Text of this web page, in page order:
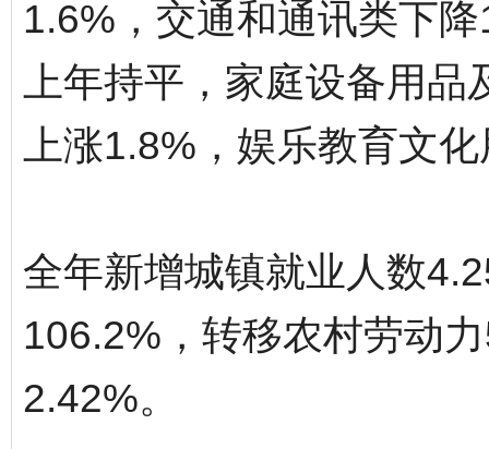
1.6%，交通和通讯类下
上年持平，家庭设备用
上涨1.8%，娱乐教育文
全年新增城镇就业人数
106.2%，转移农村劳动
2.42%。